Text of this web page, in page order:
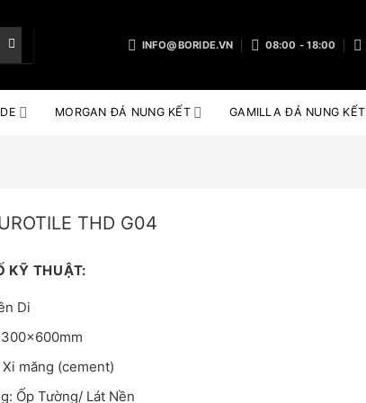
INFO@BORIDE.VN 08:00 - 18:00
MORGAN ĐÁ NUNG KẾT GAMILLA ĐÁ NUNG KẾT
THD G04
KỸ THUẬT:
Di
măng (cement)
Ốp Tường/ Lát Nền